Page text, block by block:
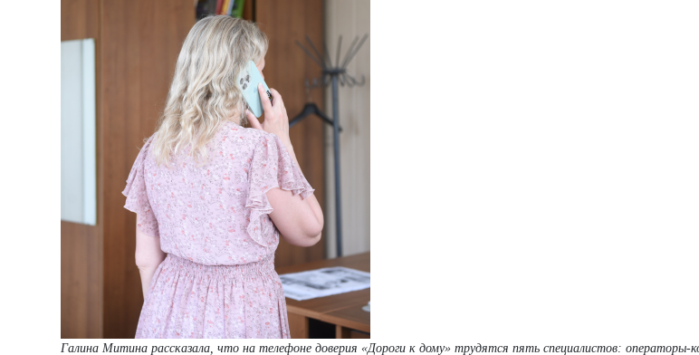
Галина Митина рассказала, что на телефоне доверия «Дороги к дому» трудятся пять специалистов: операторы-